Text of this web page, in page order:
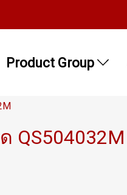
Product Group
QS504032M